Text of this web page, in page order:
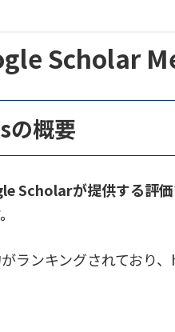
期間と最新情報
特徴と評価指標
利用方法
Scholar
の概要
Scholarが提供する評
ランキングされており